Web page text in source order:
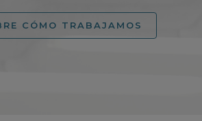
CÓMO TRABAJAMOS